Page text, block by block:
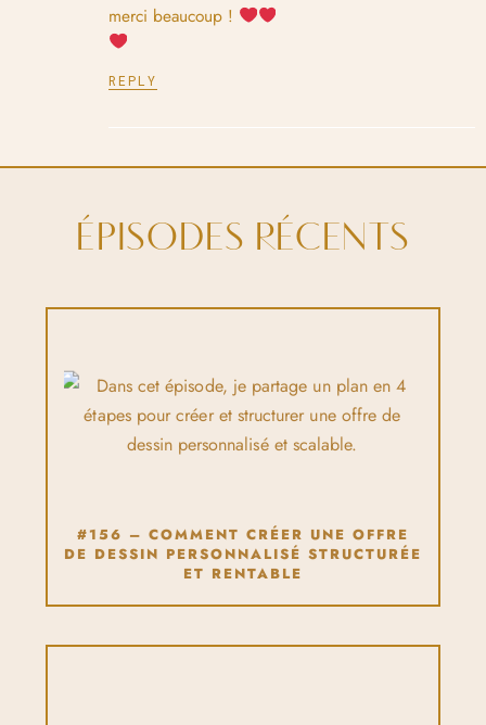
merci beaucoup !
REPLY
ÉPISODES RÉCENTS
#156 – COMMENT CRÉER UNE OFFRE
DE DESSIN PERSONNALISÉ STRUCTURÉE
ET RENTABLE